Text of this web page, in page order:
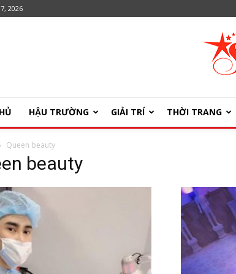
2026
HẬU TRƯỜNG GIẢI TRÍ THỜI TRANG
Queen beauty
beauty